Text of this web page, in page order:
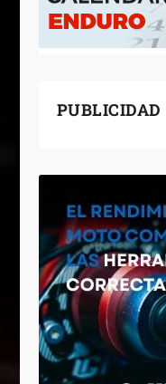
PUBLICIDAD